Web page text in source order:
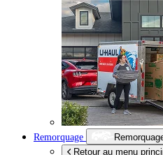
Remorquage
Retour au menu